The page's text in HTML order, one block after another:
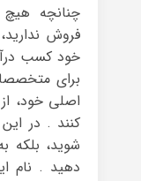
چنانچه
فروش
خود کسب
برای
اصلی خود،
کنند . در
شوید، بلکه
دهید . نام